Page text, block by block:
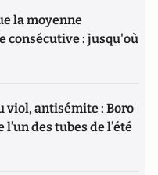
la moyenne
consécutive : jusqu'où
viol, antisémite : Boro
des tubes de l’été